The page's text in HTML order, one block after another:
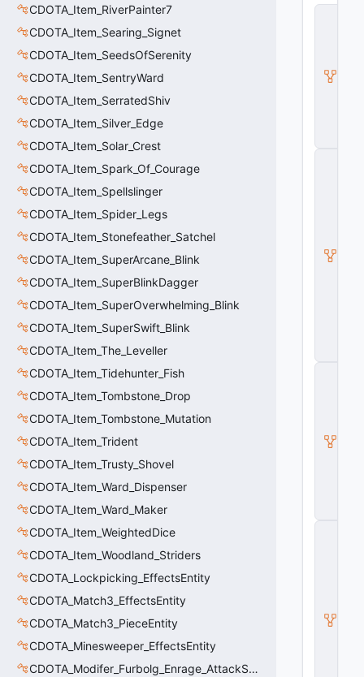
CDOTA_Item_RiverPainter7
CDOTA_Item_Searing_Signet
CDOTA_Item_SeedsOfSerenity
CDOTA_Item_SentryWard
CDOTA_Item_SerratedShiv
CDOTA_Item_Silver_Edge
CDOTA_Item_Solar_Crest
CDOTA_Item_Spark_Of_Courage
CDOTA_Item_Spellslinger
CDOTA_Item_Spider_Legs
CDOTA_Item_Stonefeather_Satchel
CDOTA_Item_SuperArcane_Blink
CDOTA_Item_SuperBlinkDagger
CDOTA_Item_SuperOverwhelming_Blink
CDOTA_Item_SuperSwift_Blink
CDOTA_Item_The_Leveller
CDOTA_Item_Tidehunter_Fish
CDOTA_Item_Tombstone_Drop
CDOTA_Item_Tombstone_Mutation
CDOTA_Item_Trident
CDOTA_Item_Trusty_Shovel
CDOTA_Item_Ward_Dispenser
CDOTA_Item_Ward_Maker
CDOTA_Item_WeightedDice
CDOTA_Item_Woodland_Striders
CDOTA_Lockpicking_EffectsEntity
CDOTA_Match3_EffectsEntity
CDOTA_Match3_PieceEntity
CDOTA_Minesweeper_EffectsEntity
CDOTA_Modifer_Furbolg_Enrage_AttackSpeed